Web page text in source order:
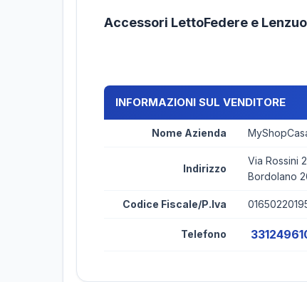
Accessori LettoFedere e
INFORMAZIONI SUL VENDITORE
Nome Azienda
Indirizzo
Via Rossini 2
Bordolano
Codice Fiscale/P.Iva
Telefono